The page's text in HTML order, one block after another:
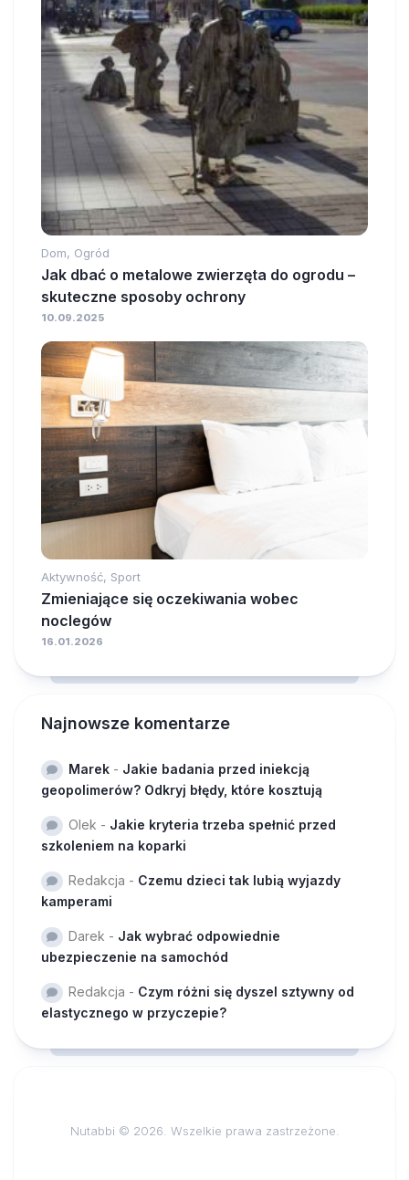
Dom, Ogród
Jak dbać o metalowe zwierzęta do ogrodu –
skuteczne sposoby ochrony
10.09.2025
Aktywność, Sport
Zmieniające się oczekiwania wobec
noclegów
16.01.2026
Najnowsze komentarze
Marek - Jakie badania przed iniekcją
geopolimerów? Odkryj błędy, które kosztują
Olek - Jakie kryteria trzeba spełnić przed
szkoleniem na koparki
Redakcja - Czemu dzieci tak lubią wyjazdy
kamperami
Darek - Jak wybrać odpowiednie
ubezpieczenie na samochód
Redakcja - Czym różni się dyszel sztywny od
elastycznego w przyczepie?
Nutabbi © 2026. Wszelkie prawa zastrzeżone.